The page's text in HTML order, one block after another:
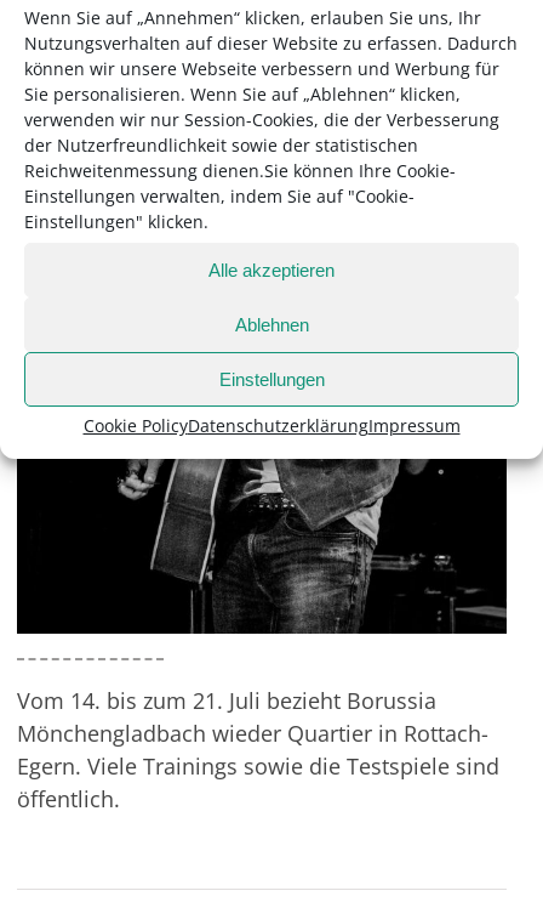
Wenn Sie auf „Annehmen“ klicken, erlauben Sie uns, Ihr
Nutzungsverhalten auf dieser Website zu erfassen. Dadurch
können wir unsere Webseite verbessern und Werbung für
Sie personalisieren. Wenn Sie auf „Ablehnen“ klicken,
verwenden wir nur Session-Cookies, die der Verbesserung
der Nutzerfreundlichkeit sowie der statistischen
Reichweitenmessung dienen.Sie können Ihre Cookie-
Einstellungen verwalten, indem Sie auf "Cookie-
Einstellungen" klicken.
Alle akzeptieren
Ablehnen
Einstellungen
Cookie PolicyDatenschutzerklärungImpressum
Vom 14. bis zum 21. Juli bezieht Borussia
Mönchengladbach wieder Quartier in Rottach-
Egern. Viele Trainings sowie die Testspiele sind
öffentlich.